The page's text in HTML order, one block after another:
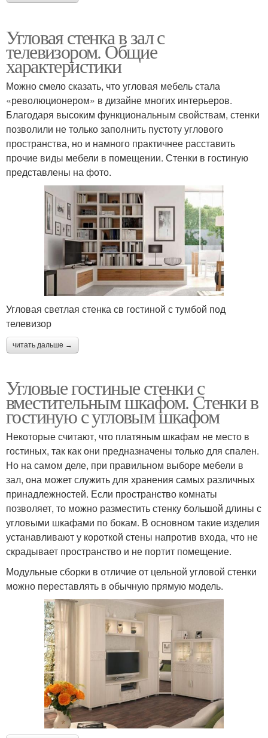
Угловая стенка в зал с
телевизором. Общие
характеристики
Можно смело сказать, что угловая мебель стала
«революционером» в дизайне многих интерьеров.
Благодаря высоким функциональным свойствам, стенки
позволили не только заполнить пустоту углового
пространства, но и намного практичнее расставить
прочие виды мебели в помещении. Стенки в гостиную
представлены на фото.
Угловая светлая стенка св гостиной с тумбой под
телевизор
читать дальше →
Угловые гостиные стенки с
вместительным шкафом. Стенки в
гостиную с угловым шкафом
Некоторые считают, что платяным шкафам не место в
гостиных, так как они предназначены только для спален.
Но на самом деле, при правильном выборе мебели в
зал, она может служить для хранения самых различных
принадлежностей. Если пространство комнаты
позволяет, то можно разместить стенку большой длины с
угловыми шкафами по бокам. В основном такие изделия
устанавливают у короткой стены напротив входа, что не
скрадывает пространство и не портит помещение.
Модульные сборки в отличие от цельной угловой стенки
можно переставлять в обычную прямую модель.